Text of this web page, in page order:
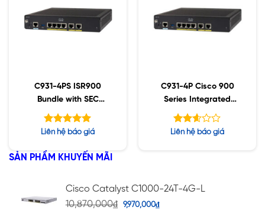
C931-4PS ISR900
Bundle with SEC
License
Được xếp
5 sao
Liên hệ báo giá
C931-4P Cisco 900
Series Integrated
Services Routers
Được
Liên hệ báo giá
SẢN PHẨM KHUYẾN MÃI
Cisco Catalyst C1000-24T-4G-L
10,870,000₫ 9,970,000₫